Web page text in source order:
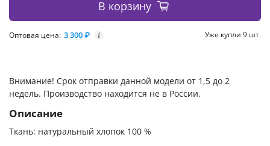
В корзину
Оптовая цена: 3 300 ₽ i Уже купли 9 шт.
Внимание! Срок отправки данной модели от 1,5 до 2
недель. Производство находится не в России.
Описание
Ткань: натуральный хлопок 100 %